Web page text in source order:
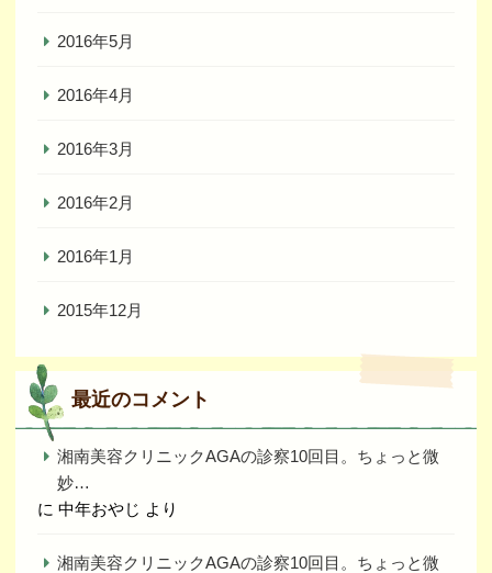
2016年5月
2016年4月
2016年3月
2016年2月
2016年1月
2015年12月
最近のコメント
湘南美容クリニックAGAの診察10回目。ちょっと微
妙…
に 中年おやじ より
湘南美容クリニックAGAの診察10回目。ちょっと微